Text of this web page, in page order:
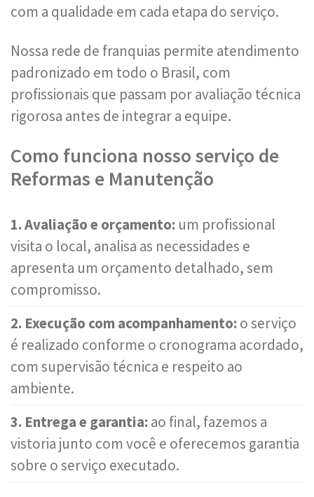
com a qualidade em cada etapa do serviço.
Nossa rede de franquias permite atendimento
padronizado em todo o Brasil, com
profissionais que passam por avaliação técnica
rigorosa antes de integrar a equipe.
Como funciona nosso serviço de
Reformas e Manutenção
1. Avaliação e orçamento: um profissional
visita o local, analisa as necessidades e
apresenta um orçamento detalhado, sem
compromisso.
2. Execução com acompanhamento: o serviço
é realizado conforme o cronograma acordado,
com supervisão técnica e respeito ao
ambiente.
3. Entrega e garantia: ao final, fazemos a
vistoria junto com você e oferecemos garantia
sobre o serviço executado.